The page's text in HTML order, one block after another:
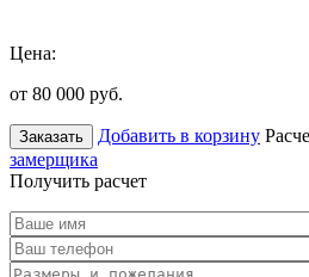
Цена:
от 80 000 руб.
Заказать Добавить в корзину
замерщика
Получить расчет